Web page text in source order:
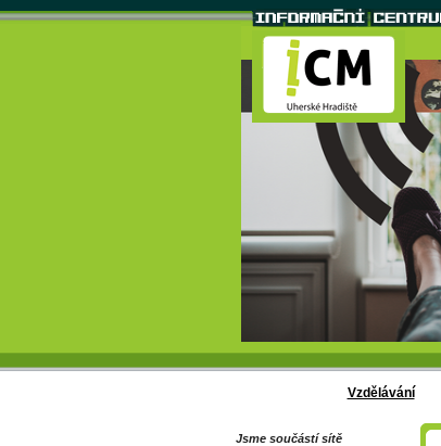
Vzdělávání
Jsme součástí sítě